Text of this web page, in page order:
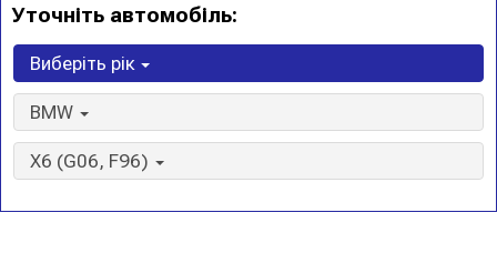
Уточніть автомобіль:
Виберіть рік
BMW
X6 (G06, F96)